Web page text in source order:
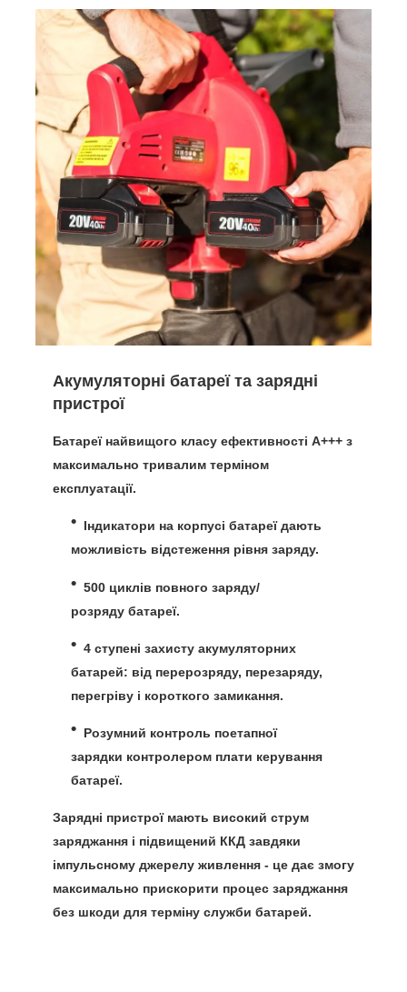
Акумуляторні батареї та зарядні
пристрої
Батареї найвищого класу ефективності А+++ з
максимально тривалим терміном
експлуатації.
Індикатори на корпусі батареїдають
можливість відстеження рівня заряду.
500 циклів повного заряду/
розряду батареї.
4 ступені захисту акумуляторних
батарей: від перерозряду, перезаряду,
перегріву і короткого замикання.
Розумний контроль поетапної
зарядки контролером плати керування
батареї.
Зарядні пристрої мають високий струм
заряджання і підвищений ККД завдяки
імпульсному джерелу живлення - це дає змогу
максимально прискорити процес заряджання
без шкоди для терміну служби батарей.